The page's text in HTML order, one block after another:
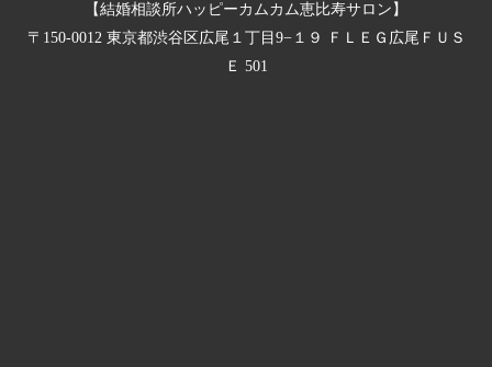
【結婚相談所ハッピーカムカム恵比寿サロン】
〒150-0012 東京都渋谷区広尾１丁目9−１９ ＦＬＥＧ広尾ＦＵＳ
Ｅ 501